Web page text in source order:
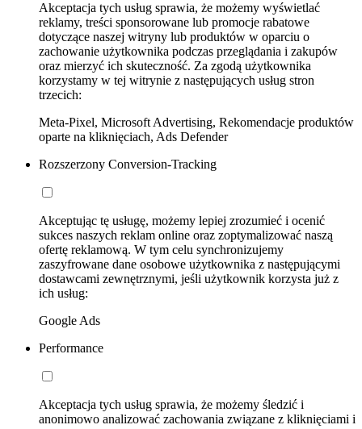
Akceptacja tych usług sprawia, że możemy wyświetlać
reklamy, treści sponsorowane lub promocje rabatowe
dotyczące naszej witryny lub produktów w oparciu o
zachowanie użytkownika podczas przeglądania i zakupów
oraz mierzyć ich skuteczność. Za zgodą użytkownika
korzystamy w tej witrynie z następujących usług stron
trzecich:
Meta-Pixel, Microsoft Advertising, Rekomendacje produktów
oparte na kliknięciach, Ads Defender
Rozszerzony Conversion-Tracking
Akceptując tę usługę, możemy lepiej zrozumieć i ocenić
sukces naszych reklam online oraz zoptymalizować naszą
ofertę reklamową. W tym celu synchronizujemy
zaszyfrowane dane osobowe użytkownika z następującymi
dostawcami zewnętrznymi, jeśli użytkownik korzysta już z
ich usług:
Google Ads
Performance
Akceptacja tych usług sprawia, że możemy śledzić i
anonimowo analizować zachowania związane z kliknięciami i